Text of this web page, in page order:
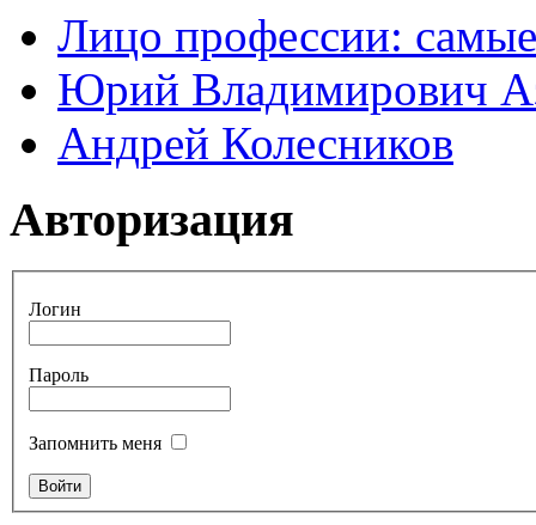
Лицо профессии:
Юрий Владимирович
Андрей Колесников
Авторизация
Логин
Пароль
Запомнить меня